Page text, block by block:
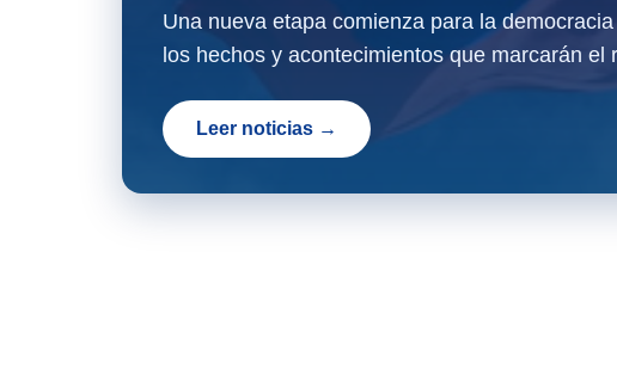
Una nueva etapa comienza para la
los hechos y acontecimientos que marcarán el
Leer noticias →